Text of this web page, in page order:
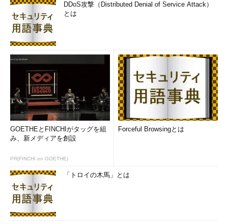
DDoS攻撃（Distributed Denial of Service Attack）
とは
GOETHEとFINCHIがタッグを組
み、新メディアを創設
PR(FINCHI on GOETHE)
Forceful Browsingとは
「トロイの木馬」とは